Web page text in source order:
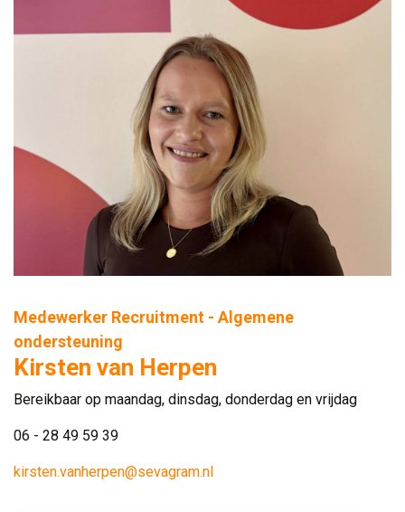
Medewerker Recruitment - Algemene
ondersteuning
Kirsten van Herpen
Bereikbaar op maandag, dinsdag, donderdag en vrijdag
06 - 28 49 59 39
kirsten.vanherpen@sevagram.nl